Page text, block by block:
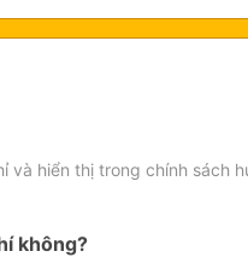
hiển thị trong chính sách
không?